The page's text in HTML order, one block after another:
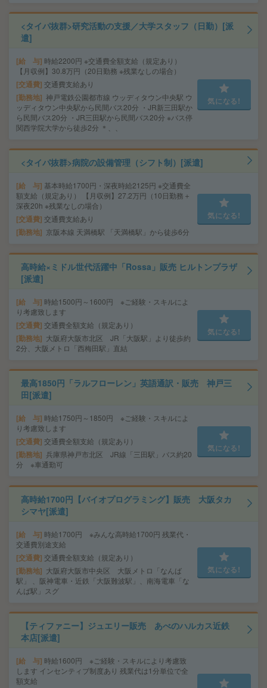
<タイパ抜群>研究活動の支援／大学スタッフ（日勤）[派
遣]
給 与 時給2200円 ※交通費全額支給（規定あり）
【月収例】30.8万円（20日勤務 ※残業なしの場合）
交通費 交通費支給あり
勤務地 神戸電鉄公園都市線 ウッディタウン中央駅 ウ
ッディタウン中央駅から民間バス20分 ・JR新三田駅か
ら民間バス20分 ・JR三田駅から民間バス20分 ※バス停
関西学院大学から徒歩2分 ＊、、
気になる!
<タイパ抜群>病院の設備管理（シフト制）[派遣]
給 与 基本時給1700円・深夜時給2125円 ※交通費全
額支給（規定あり） 【月収例】27.2万円（10日勤務＋
深夜20h ※残業なしの場合）
交通費 交通費支給あり
勤務地 京阪本線 天満橋駅 「天満橋駅」から徒歩6分
気になる!
高時給×ミドル世代活躍中「Rossa」販売 ヒルトンプラザ
[派遣]
給 与 時給1500円～1600円 ※ご経験・スキルによ
り考慮致します
交通費 交通費全額支給（規定あり）
勤務地
大阪府大阪市北区 JR「大阪駅」より徒歩約
2分、大阪メトロ「西梅田駅」直結
気になる!
最高1850円「ラルフローレン」英語通訳・販売 神戸三
田[派遣]
給 与 時給1750円～1850円 ※ご経験・スキルによ
り考慮致します
交通費 交通費全額支給（規定あり）
勤務地 兵庫県神戸市北区 JR線「三田駅」バス約20
分 ※車通勤可
気になる!
高時給1700円【バイオプログラミング】販売 大阪タカ
シマヤ[派遣]
給 与 時給1700円 ※みんな高時給1700円 残業代・
交通費別途支給
交通費 交通費全額支給（規定あり）
勤務地
大阪府大阪市中央区 大阪メトロ「なんば
駅」 、阪神電車・近鉄「大阪難波駅」、南海電車「な
んば駅」スグ
気になる!
【ティファニー】ジュエリー販売 あべのハルカス近鉄
本店[派遣]
給 与 時給1600円 ※ご経験・スキルにより考慮致
します インセンティブ制度あり 残業代は1分単位で全
額支給